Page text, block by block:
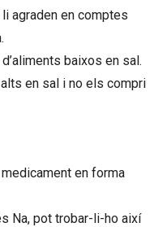
agraden en comptes
baixos en sal.
en sal i no els compri
en forma
Na, pot trobar-li-ho així